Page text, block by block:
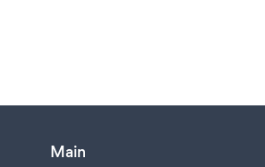
Main